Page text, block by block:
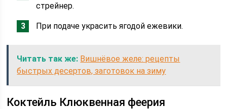
стрейнер.
При подаче украсить ягодой ежевики.
Читать так же: Вишнёвое желе: рецепты
быстрых десертов, заготовок на зиму
Коктейль Клюквенная феерия